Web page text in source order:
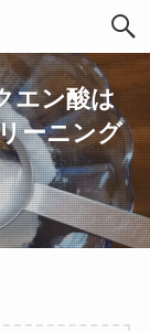
エン酸は
ーニング